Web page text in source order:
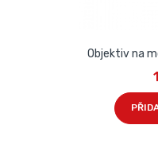
Objektiv na